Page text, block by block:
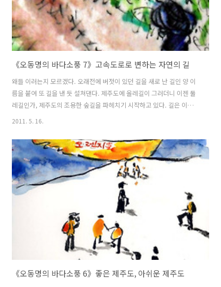
《오동명의 바다소풍 7》고속도로로 변하는 자연의 길
왜들 이러는지 모르겠다. 오래전에 버젓이 있던 길을 새로 난 길인 양 이
름을 붙여 또 길을 낸 듯 설쳐댄다. 제주도에 올레길이 그러더니 이젠 둘
레길인가, 제주도의 조용한 숲길을 파헤치기 시작하고 있다. 길은 이름이
아니며 유행으로 만들어질 도로 같은 길이어서는 안 된다. 길을 사랑한다
을 쫓기 좋아하는 국민이 야단법석이다. 제일 많이 간다는 올레길 7번 코
스는 서울의 명동 거리와 다를 바가 없다. 자연의 길이 아니라 사람으로
빼곡하니 사람의 길, 저잣거리가 된 지 이미 오래다. 앞에선 담배를 피워
대고 담뱃재가 날아들어 사람의 눈을 찌르는 불쾌한 곳이 되어버린 올레
7번 코스 길. 사람들이 떠들어대는 소리에 자연의 길을 걷는 건지 저잣거
2011. 5. 16.
《오동명의 바다소풍 6》좋은 제주도, 아쉬운 제주도